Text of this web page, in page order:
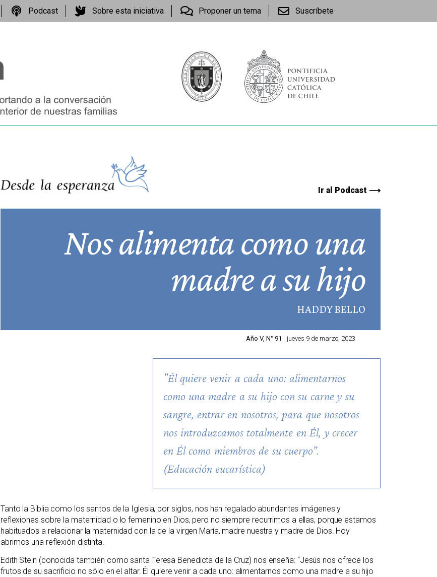
Podcast Sobre esta iniciativa Proponer un tema Suscríbete
Ir al Podcast ⟶
Nos alimenta como una
madre a su hijo
HADDY BELLO
Año V, N° 91 jueves 9 de marzo, 2023
"Él quiere venir a cada uno: alimentarnos
como una madre a su hijo con su carne y su
sangre, entrar en nosotros, para que nosotros
nos introduzcamos totalmente en Él, y crecer
en Él como miembros de su cuerpo”.
(Educación eucarística)
Tanto la Biblia como los santos de la Iglesia, por siglos, nos han regalado abundantes imágenes y
reflexiones sobre la maternidad o lo femenino en Dios, pero no siempre recurrimos a ellas, porque estamos
habituados a relacionar la maternidad con la de la virgen María, madre nuestra y madre de Dios. Hoy
abrimos una reflexión distinta.
Edith Stein (conocida también como santa Teresa Benedicta de la Cruz) nos enseña: “Jesús nos ofrece los
frutos de su sacrificio no sólo en el altar. Él quiere venir a cada uno: alimentarnos como una madre a su hijo